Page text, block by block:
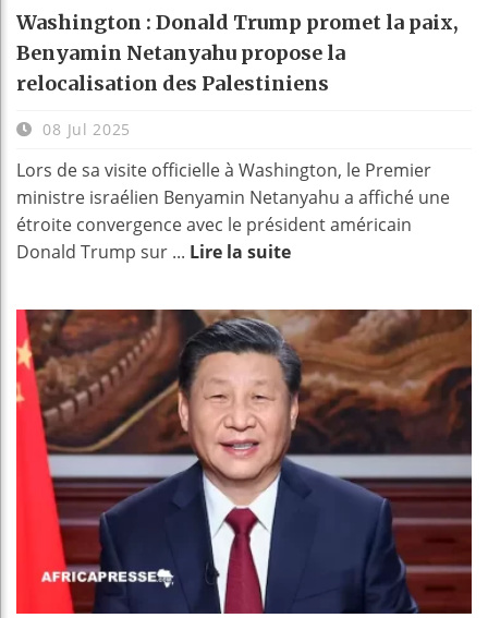
Washington : Donald Trump promet la paix,
Benyamin Netanyahu propose la
relocalisation des Palestiniens
08 Jul 2025
Lors de sa visite officielle à Washington, le Premier
ministre israélien Benyamin Netanyahu a affiché une
étroite convergence avec le président américain
Donald Trump sur ... Lire la suite